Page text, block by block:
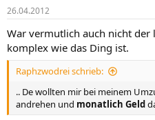
26.04.2012
War vermutlich auch nicht der
komplex wie das Ding ist.
Raphzwodrei schrieb:
.. De wollten mir bei meinem
andrehen und monatlich Geld